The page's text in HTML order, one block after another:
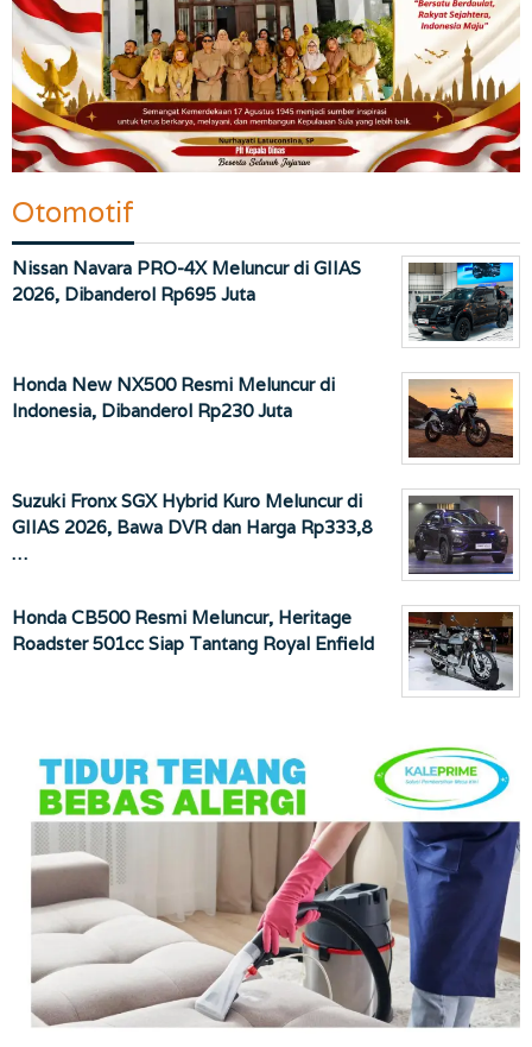
Otomotif
Nissan Navara PRO-4X Meluncur di GIIAS
2026, Dibanderol Rp695 Juta
Honda New NX500 Resmi Meluncur di
Indonesia, Dibanderol Rp230 Juta
Suzuki Fronx SGX Hybrid Kuro Meluncur di
GIIAS 2026, Bawa DVR dan Harga Rp333,8
…
Honda CB500 Resmi Meluncur, Heritage
Roadster 501cc Siap Tantang Royal Enfield